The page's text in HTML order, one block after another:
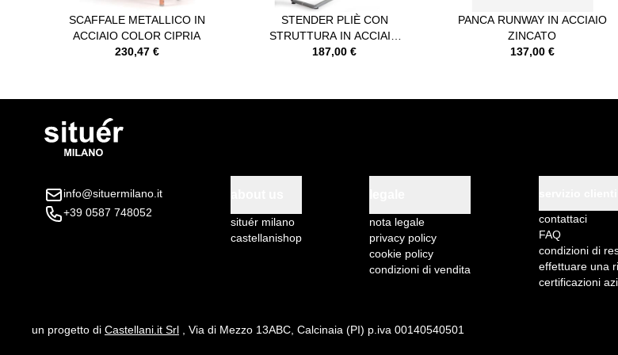
SCAFFALE METALLICO IN
ACCIAIO COLOR CIPRIA
230,47 €
STENDER PLIÈ CON
STRUTTURA IN ACCIAIO
ZINCATO
187,00 €
PANCA RUNWAY IN ACCIAIO
ZINCATO
137,00 €
info@situermilano.it
+39 0587 748052
situér milano
castellanishop
nota legale
privacy policy
cookie policy
condizioni di vendita
contattaci
FAQ
condizioni di
effettuare una
certificazioni
un progetto di Castellani.it Srl , Via di Mezzo 13ABC, Calcinaia (PI) p.iva 00140540501